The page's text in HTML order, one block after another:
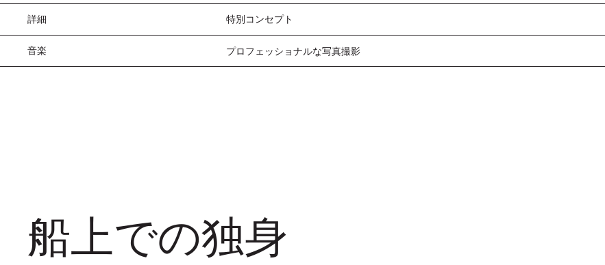
詳細 特別コンセプト
音楽 プロフェッショナルな写真撮影
船上での独身